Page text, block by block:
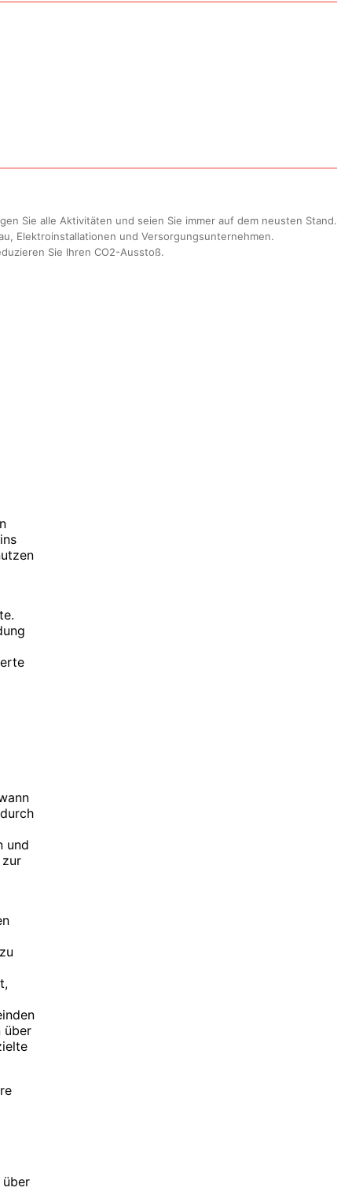
Sie alle Aktivitäten und seien Sie immer auf dem neusten Stand.
Elektroinstallationen und Versorgungsunternehmen.
Sie Ihren CO2-Ausstoß.
und
über